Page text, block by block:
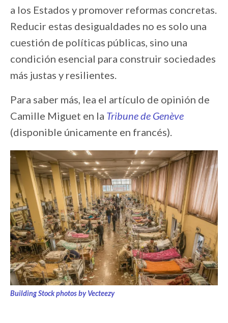
a los Estados y promover reformas concretas.
Reducir estas desigualdades no es solo una
cuestión de políticas públicas, sino una
condición esencial para construir sociedades
más justas y resilientes.
Para saber más, lea el artículo de opinión de
Camille Miguet en la Tribune de Genève
(disponible únicamente en francés).
Building Stock photos by Vecteezy